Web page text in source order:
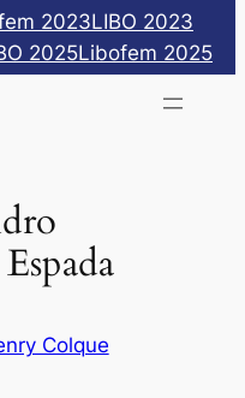
2023LIBO 2023
2025Libofem 2025
Colque